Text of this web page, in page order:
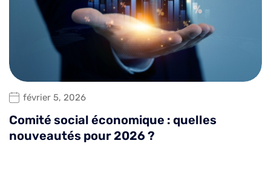
février 5, 2026
Comité social économique : quelles
nouveautés pour 2026 ?